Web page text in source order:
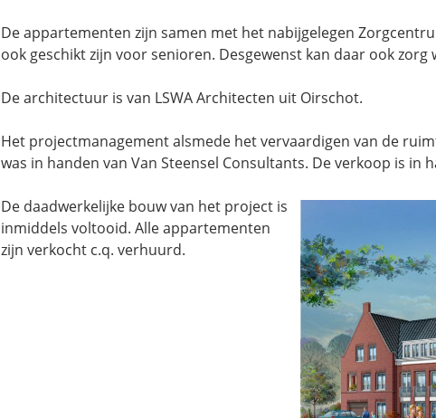
De appartementen zijn samen met het nabijgelegen
ook geschikt zijn voor senioren. Desgewenst kan daar ook zorg
De architectuur is van LSWA Architecten uit Oirschot.
Het projectmanagement alsmede het vervaardigen van de
was in handen van Van Steensel Consultants. De verkoop is in
De daadwerkelijke bouw van het project is
inmiddels voltooid. Alle appartementen
zijn verkocht c.q. verhuurd.